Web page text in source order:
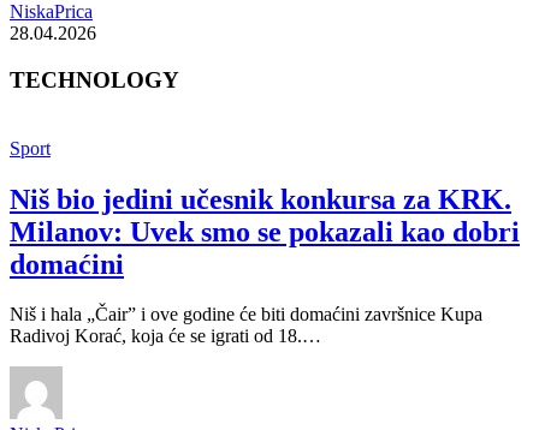
NiskaPrica
28.04.2026
TECHNOLOGY
Sport
Niš bio jedini učesnik konkursa za KRK.
Milanov: Uvek smo se pokazali kao dobri
domaćini
Niš i hala „Čair” i ove godine će biti domaćini završnice Kupa
Radivoj Korać, koja će se igrati od 18.…